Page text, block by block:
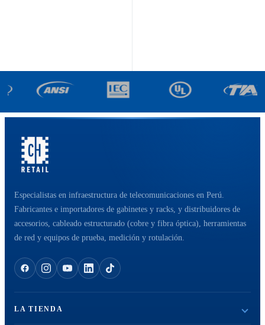
Especialistas en infraestructura de telecomunicaciones en Perú.
Fabricantes e importadores de gabinetes y racks, y distribuidores de
accesorios, cableado estructurado (cobre y fibra óptica), herramientas
de red y equipos de prueba, medición y rotulación.
LA TIENDA